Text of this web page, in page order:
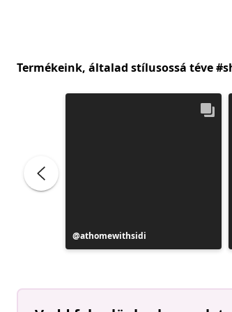
Termékeink, általad stílusossá téve
Bejegyzés
közzétevője
athomewithsidi